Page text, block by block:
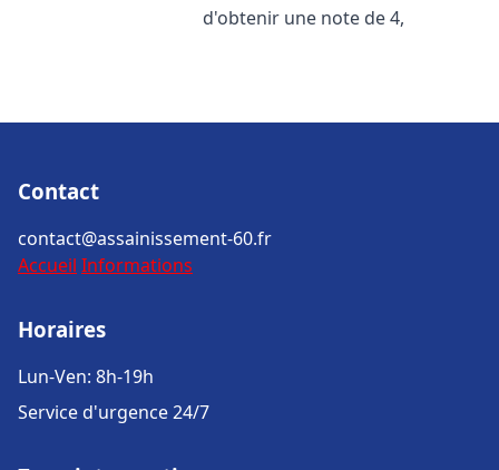
d'obtenir une note de 4,
Contact
contact@assainissement-60.fr
Accueil Informations
Horaires
Lun-Ven: 8h-19h
Service d'urgence 24/7